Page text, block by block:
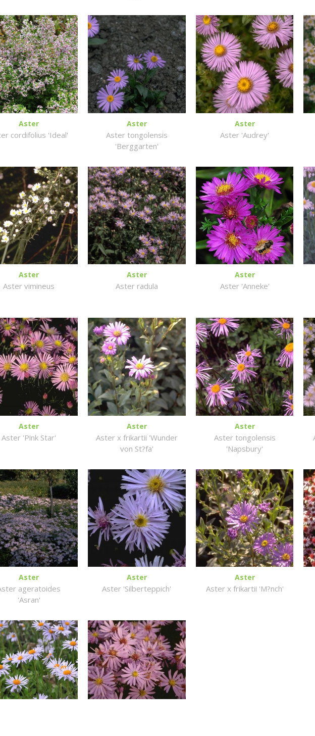
Aster
cordifolius 'Ideal'
Aster
Aster tongolensis
'Berggarten'
Aster
Aster 'Audrey'
Aster
Aster vimineus
Aster
Aster radula
Aster
Aster 'Anneke'
Aster
Aster 'Pink Star'
Aster
Aster x frikartii 'Wunder
von St?fa'
Aster
Aster tongolensis
'Napsbury'
Aster
ageratoides
'Asran'
Aster
Aster 'Silberteppich'
Aster
Aster x frikartii 'M?nch'